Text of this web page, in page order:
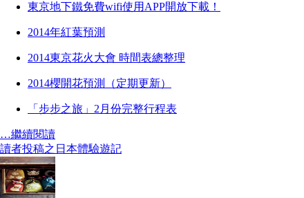
東京地下鐵免費wifi使用APP開放下載！
2014年紅葉預測
2014東京花火大會 時間表總整理
2014櫻開花預測（定期更新）
「步步之旅」2月份完整行程表
…繼續閱讀
讀者投稿之日本體驗遊記